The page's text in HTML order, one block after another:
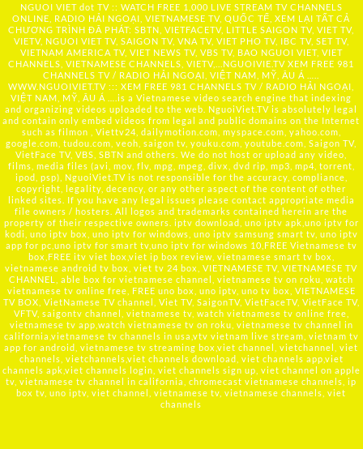
NGUOI VIET dot TV :: WATCH FREE 1,000 LIVE STREAM TV CHANNELS
ONLINE, RADIO HẢI NGOẠI, VIETNAMESE TV, QUỐC TẾ, XEM LẠI TẤT CẢ
CHƯƠNG TRÌNH ĐÃ PHÁT: SBTN, VIETFACETV, LITTLE SAIGON TV, VIET TV,
VIETV, NGUOI VIET TV, SAIGON TV, VNA TV, VIET PHO TV, IBC TV, SET TV,
VIETNAM AMERICA TV, VIET NEWS TV, VBS TV, BAO NGUOI VIET, VIET
CHANNELS, VIETNAMESE CHANNELS, VIETV,... NGUOIVIE.TV XEM FREE 981
CHANNELS TV / RADIO HẢI NGOẠI, VIỆT NAM, MỸ, ÂU Á …..
WWW.NGUOIVIET.TV ::: XEM FREE 981 CHANNELS TV / RADIO HẢI NGOẠI,
VIỆT NAM, MỸ, ÂU Á ….is a Vietnamese video search engine that indexing
and organizing videos uploaded to the web. NguoiViet.TV is absolutely legal
and contain only embed videos from legal and public domains on the Internet
such as filmon , Viettv24, dailymotion.com, myspace.com, yahoo.com,
google.com, tudou.com, veoh, saigon tv, youku.com, youtube.com, Saigon TV,
VietFace TV, VBS, SBTN and others. We do not host or upload any video,
films, media files (avi, mov, flv, mpg, mpeg, divx, dvd rip, mp3, mp4, torrent,
ipod, psp), NguoiViet.TV is not responsible for the accuracy, compliance,
copyright, legality, decency, or any other aspect of the content of other
linked sites. If you have any legal issues please contact appropriate media
file owners / hosters. All logos and trademarks contained herein are the
property of their respective owners. iptv download, uno iptv apk,uno iptv for
kodi, uno iptv box, uno iptv for windows, uno iptv samsung smart tv, uno iptv
app for pc,uno iptv for smart tv,uno iptv for windows 10,FREE Vietnamese tv
box,FREE itv viet box,viet ip box review, vietnamese smart tv box,
vietnamese android tv box, viet tv 24 box, VIETNAMESE TV, VIETNAMESE TV
CHANNEL, able box for vietnamese channel, vietnamese tv on roku, watch
vietnamese tv online free, FREE uno box, uno iptv, uno tv box, VIETNAMESE
TV BOX, VietNamese TV channel, Viet TV, SaigonTV, VietFaceTV, VietFace TV,
VFTV, saigontv channel, vietnamese tv, watch vietnamese tv online free,
vietnamese tv app,watch vietnamese tv on roku, vietnamese tv channel in
california,vietnamese tv channels in usa,vtv vietnam live stream, vietnam tv
app for android, vietnamese tv streaming box,viet channel, vietchannel, viet
channels, vietchannels,viet channels download, viet channels app,viet
channels apk,viet channels login, viet channels sign up, viet channel on apple
tv, vietnamese tv channel in california, chromecast vietnamese channels, ip
box tv, uno iptv, viet channel, vietnamese tv, vietnamese channels, viet
channels